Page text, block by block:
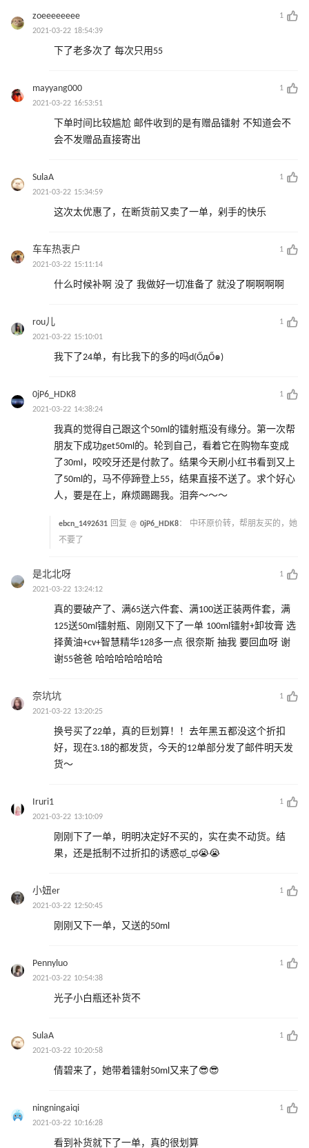
zoeeeeeeee
1
2021-03-22 18:54:39
下了老多次了 每次只用55
mayyang000
1
2021-03-22 16:53:51
下单时间比较尴尬 邮件收到的是有赠品镭射 不知道会不
会不发赠品直接寄出
SulaA
1
2021-03-22 15:34:59
这次太优惠了，在断货前又卖了一单，剁手的快乐
车车热衷户
1
2021-03-22 15:11:14
什么时候补啊 没了 我做好一切准备了 就没了啊啊啊啊
rou儿
1
2021-03-22 15:10:01
我下了24单，有比我下的多的吗d(ŐдŐ๑)
0jP6_HDK8
1
2021-03-22 14:38:24
我真的觉得自己跟这个50ml的镭射瓶没有缘分。第一次帮
朋友下成功get50ml的。轮到自己，看着它在购物车变成
了30ml，咬咬牙还是付款了。结果今天刷小红书看到又上
了50ml的，马不停蹄登上55，结果直接不送了。求个好心
人，要是在上，麻烦踢踢我。泪奔～～～
ebcn_1492631 回复 @ 0jP6_HDK8： 中环原价转，帮朋友买的，她
不要了
是北北呀
1
2021-03-22 13:24:12
真的要破产了、满65送六件套、满100送正装两件套，满
125送50ml镭射瓶、刚刚又下了一单 100ml镭射+卸妆膏 选
择黄油+cv+智慧精华128多一点 很奈斯 抽我 要回血呀 谢
谢55爸爸 哈哈哈哈哈哈哈
奈坑坑
1
2021-03-22 13:20:25
换号买了22单，真的巨划算！！去年黑五都没这个折扣
好，现在3.18的都发货，今天的12单部分发了邮件明天发
货～
Iruri1
1
2021-03-22 13:10:09
刚刚下了一单，明明决定好不买的，实在卖不动货。结
果，还是抵制不过折扣的诱惑ಥ_ಥ😭😭
小妞er
1
2021-03-22 12:50:45
刚刚又下一单，又送的50ml
Pennyluo
1
2021-03-22 10:54:38
光子小白瓶还补货不
SulaA
1
2021-03-22 10:20:58
倩碧来了，她带着镭射50ml又来了😎😎
ningningaiqi
1
2021-03-22 10:16:28
看到补货就下了一单，真的很划算